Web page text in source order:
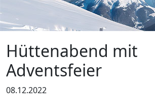
Hüttenabend mit
Adventsfeier
08.12.2022